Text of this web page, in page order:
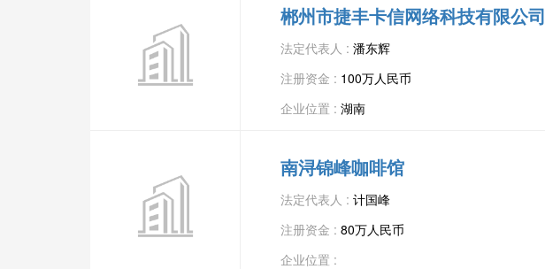
郴州市捷丰卡信网络科技有限公司
法定代表人 : 潘东辉
注册资金 : 100万人民币
企业位置 : 湖南
南浔锦峰咖啡馆
法定代表人 : 计国峰
注册资金 : 80万人民币
企业位置 :